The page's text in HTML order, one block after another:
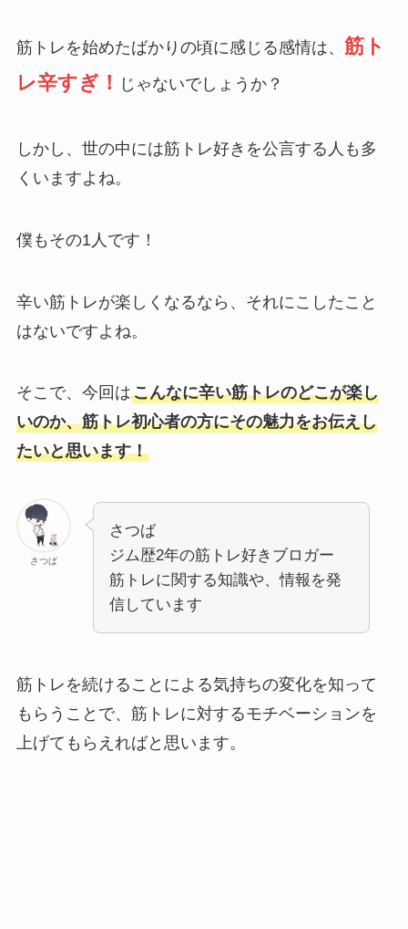
筋トレを始めたばかりの頃に感じる感情は、 筋ト
レ辛すぎ！
じゃないでしょうか？
しかし、世の中には筋トレ好きを公言する人も多
くいますよね。
僕もその1人です！
辛い筋トレが楽しくなるなら、それにこしたこと
はないですよね。
そこで、今回はこんなに辛い筋トレのどこが楽し
いのか、筋トレ初心者の方にその魅力をお伝えし
たいと思います！
さつば
さつば
ジム歴2年の筋トレ好きブロガー
筋トレに関する知識や、情報を発
信しています
筋トレを続けることによる気持ちの変化を知って
もらうことで、筋トレに対するモチベーションを
上げてもらえればと思います。